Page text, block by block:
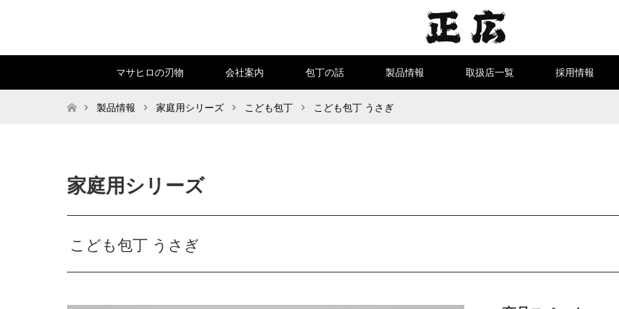
マサヒロの刃物 会社案内 包丁の話 製品情報 取扱店一覧 採用情報
トップページ
製品情報 家庭用シリーズ こども包丁 こども包丁 うさぎ
家庭用シリーズ
こども包丁 うさぎ